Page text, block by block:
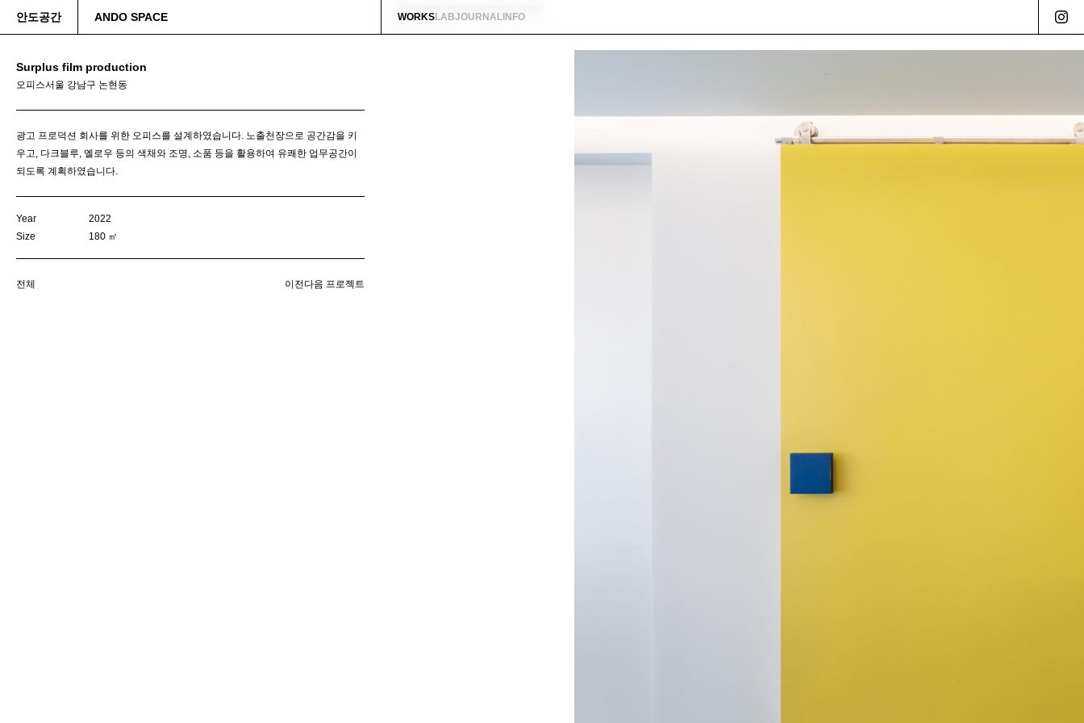
안도공간 ANDO SPACE WORKSLABJOURNAL INFO
Surplus film production
오피스서울 강남구 논현동
광고 프로덕션 회사를 위한 오피스를 설계하였습니다. 노출천장으로 공간감을 키
우고, 다크블루, 옐로우 등의 색채와 조명, 소품 등을 활용하여 유쾌한 업무공간이
되도록 계획하였습니다.
Year
2022
Size
180 ㎡
전체 이전다음 프로젝트